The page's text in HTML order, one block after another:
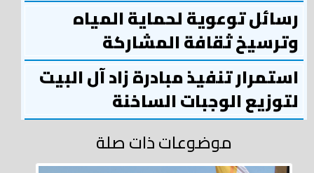
رسائل توعوية لحماية المياه
وترسيخ ثقافة المشاركة
استمرار تنفيذ مبادرة زاد آل البيت
لتوزيع الوجبات الساخنة
موضوعات ذات صلة